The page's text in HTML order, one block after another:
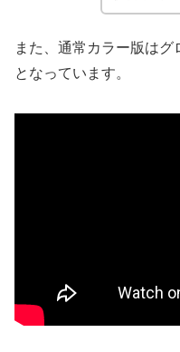
また、通常カラー版は
となっています。